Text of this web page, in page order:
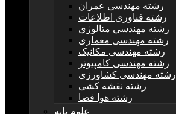
رشته مهندسی عمران
رشته فناوری اطلاعات
رشته مهندسي متالوژي
رشته مهندسی معماری
رشته مهندسی مکانیک
رشته مهندسی کامپیوتر
رشته مهندسی کشاورزی
رشته نقشه کشی
رشته هوا فضا
علوم پایه